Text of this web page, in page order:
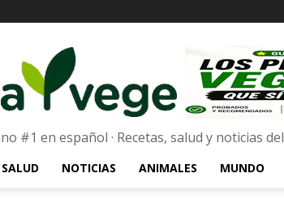
#1 en español · Recetas, salud y noticias
SALUD NOTICIAS ANIMALES MUNDO